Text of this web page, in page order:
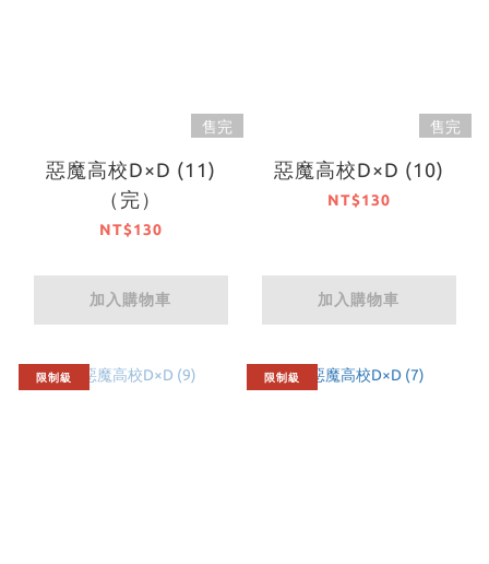
售完
惡魔高校D×D (11)
（完）
NT$130
加入購物車
售完
惡魔高校D×D (10)
NT$130
加入購物車
限制級 限制級